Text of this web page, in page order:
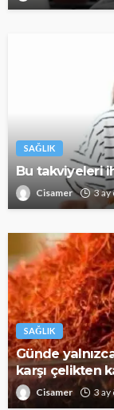
SAĞLIK
Bu takviyeleri
Cisamer 3 ay
SAĞLIK
Günde
karşı çelikten
Cisamer 3 ay